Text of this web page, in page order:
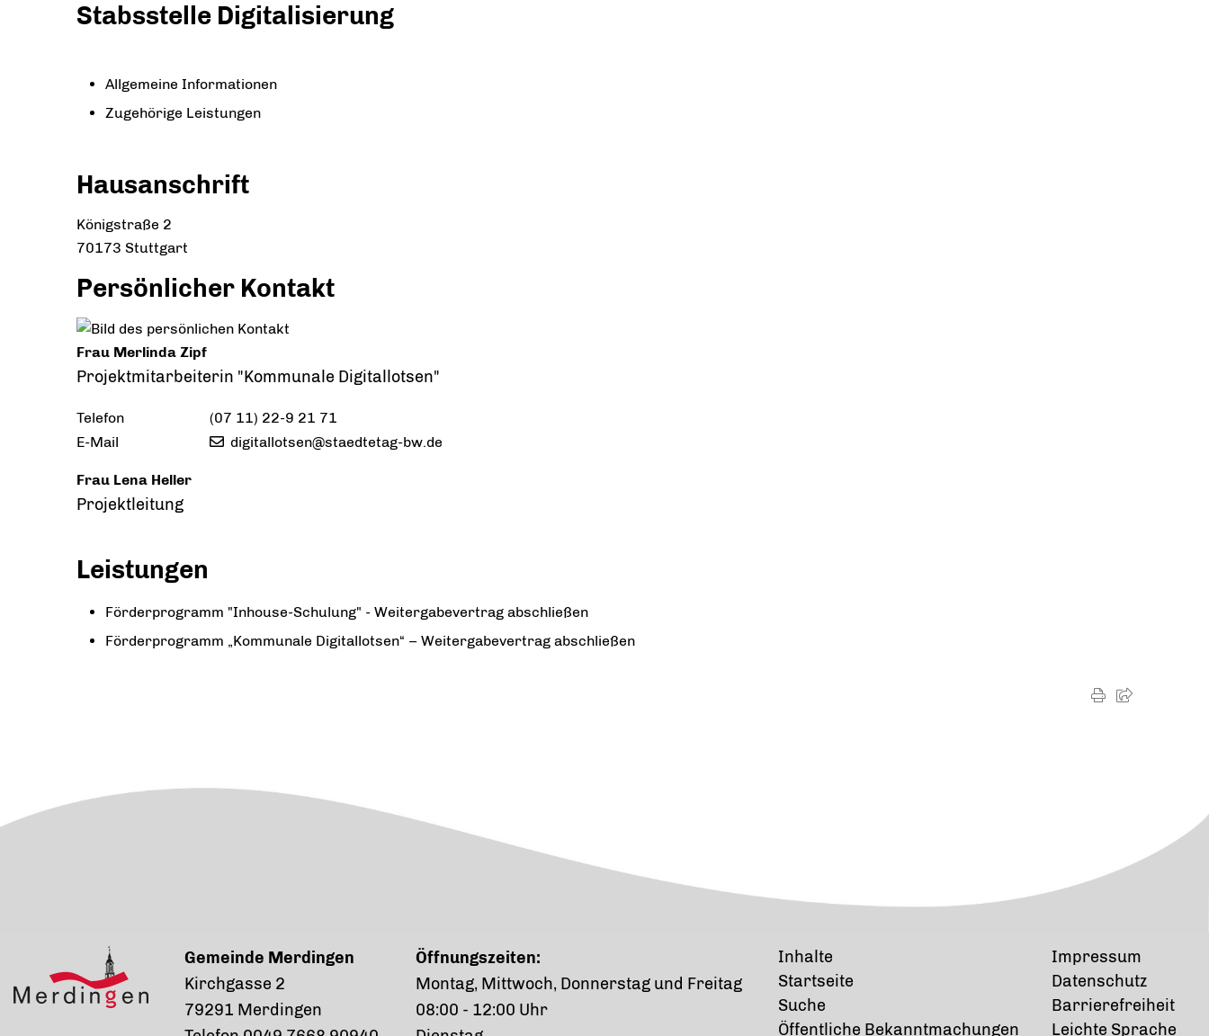
Stabsstelle Digitalisierung
Allgemeine Informationen
Zugehörige Leistungen
Hausanschrift
Königstraße 2
70173 Stuttgart
Persönlicher Kontakt
Frau Merlinda Zipf
Projektmitarbeiterin "Kommunale Digitallotsen"
Telefon (07 11) 22-9 21 71
E-Mail
digitallotsen@staedtetag-bw.de
Frau Lena Heller
Projektleitung
Leistungen
Förderprogramm "Inhouse-Schulung" - Weitergabevertrag abschließen
Förderprogramm „Kommunale Digitallotsen“ – Weitergabevertrag abschließen
Gemeinde Merdingen
Kirchgasse 2
79291 Merdingen
Öffnungszeiten:
Montag, Mittwoch, Donnerstag und Freitag
08:00 - 12:00 Uhr
Inhalte
Startseite
Suche
Öffentliche Bekanntmachungen
Impressum
Datenschutz
Barrierefreiheit
Leichte Sprache